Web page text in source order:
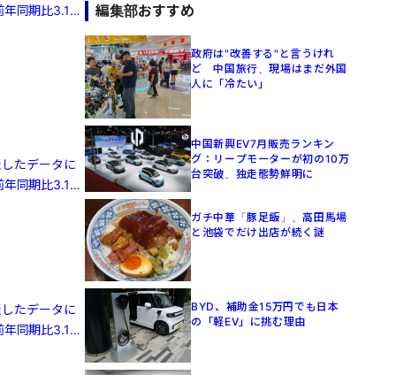
同期比3.1%
たデータに
同期比3.1%
たデータに
同期比3.1%
編集部おすすめ
政府は"改善する"と言うけれ
ど 中国旅行、現場はまだ外国
人に「冷たい」
中国新興EV7月販売ランキン
グ：リープモーターが初の10万
台突破、独走態勢鮮明に
ガチ中華「豚足飯」、高田馬場
と池袋でだけ出店が続く謎
BYD、補助金15万円でも日本
の「軽EV」に挑む理由